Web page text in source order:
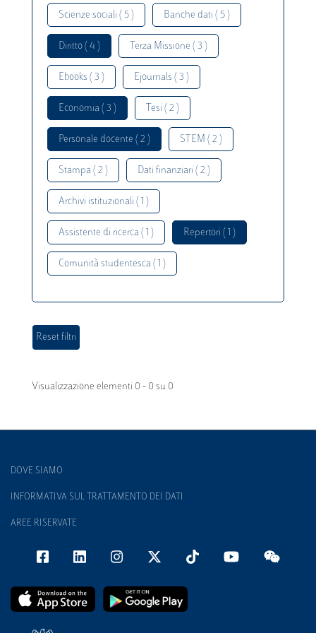
Scienze sociali ( 5 ) Banche dati ( 5 )
Diritto ( 4 ) Terza Missione ( 3 )
Ebooks ( 3 ) Ejournals ( 3 )
Economia ( 3 ) Tesi ( 2 )
Personale docente ( 2 ) STEM ( 2 )
Stampa ( 2 ) Dati finanziari ( 2 )
Archivi istituzionali ( 1 )
Assistente di ricerca ( 1 ) Repertori ( 1 )
Comunità studentesca ( 1 )
Visualizzazione elementi 0 - 0 su 0
DOVE SIAMO
INFORMATIVA SUL TRATTAMENTO DEI DATI
AREE RISERVATE